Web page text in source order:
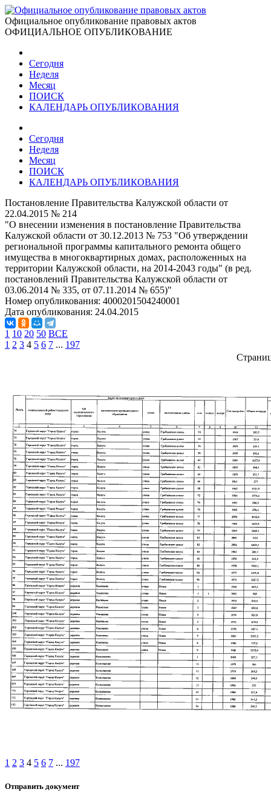
Официальное опубликование правовых актов
ОФИЦИАЛЬНОЕ ОПУБЛИКОВАНИЕ
Сегодня
Неделя
Месяц
ПОИСК
КАЛЕНДАРЬ ОПУБЛИКОВАНИЯ
Сегодня
Неделя
Месяц
ПОИСК
КАЛЕНДАРЬ ОПУБЛИКОВАНИЯ
Постановление Правительства Калужской области от
22.04.2015 № 214
"О внесении изменения в постановление Правительства
Калужской области от 30.12.2013 № 753 "Об утверждении
региональной программы капитального ремонта общего
имущества в многоквартирных домах, расположенных на
территории Калужской области, на 2014-2043 годы" (в ред.
постановлений Правительства Калужской области от
03.06.2014 № 335, от 07.11.2014 № 655)"
Номер опубликования: 4000201504240001
Дата опубликования: 24.04.2015
1 10 20 50 ВСЕ
1 2 3 4 5 6 7 ... 197
1 2 3 4 5 6 7 ... 197
Отправить документ